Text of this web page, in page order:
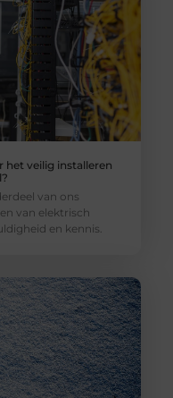
het veilig installeren
van ons
van elektrisch
en kennis.